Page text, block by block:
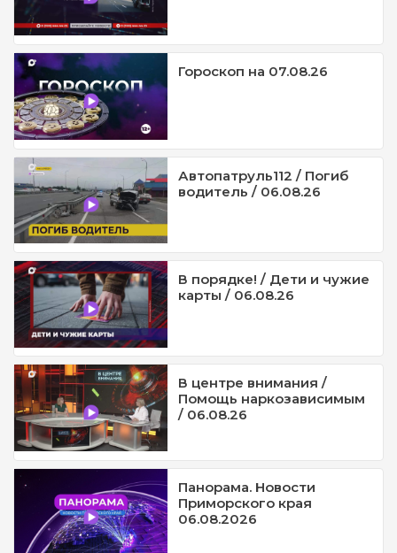
Гороскоп на 07.08.26
Автопатруль112 / Погиб
водитель / 06.08.26
В порядке! / Дети и чужие
карты / 06.08.26
В центре внимания /
Помощь наркозависимым
/ 06.08.26
Панорама. Новости
Приморского края
06.08.2026